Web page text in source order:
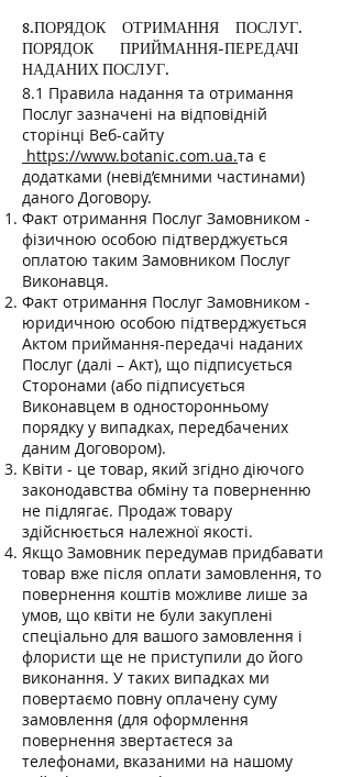
8.ПОРЯДОК ОТРИМАННЯ ПОСЛУГ.
ПОРЯДОК ПРИЙМАННЯ-ПЕРЕДАЧІ
НАДАНИХ ПОСЛУГ.
8.1 Правила надання та отримання
Послуг зазначені на відповідній
сторінці Веб-сайту
https://www.botanic.com.ua.та є
додатками (невід’ємними частинами)
даного Договору.
Факт отримання Послуг Замовником -
фізичною особою підтверджується
оплатою таким Замовником Послуг
Виконавця.
Факт отримання Послуг Замовником -
юридичною особою підтверджується
Актом приймання-передачі наданих
Послуг (далі – Акт), що підписується
Сторонами (або підписується
Виконавцем в односторонньому
порядку у випадках, передбачених
даним Договором).
Квіти - це товар, який згідно діючого
законодавства обміну та поверненню
не підлягає. Продаж товару
здійснюється належної якості.
Якщо Замовник передумав придбавати
товар вже після оплати замовлення, то
повернення коштів можливе лише за
умов, що квіти не були закуплені
спеціально для вашого замовлення і
флористи ще не приступили до його
виконання. У таких випадках ми
повертаємо повну оплачену суму
замовлення (для оформлення
повернення звертаєтеся за
телефонами, вказаними на нашому